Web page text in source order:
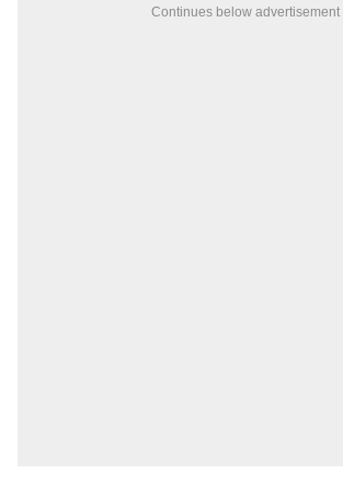
Continues below advertisement